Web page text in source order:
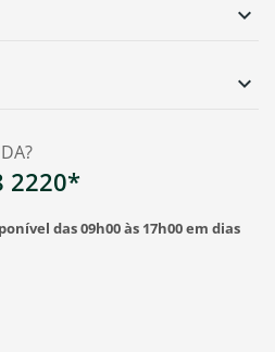
2220*
das 09h00 às 17h00 em dias

